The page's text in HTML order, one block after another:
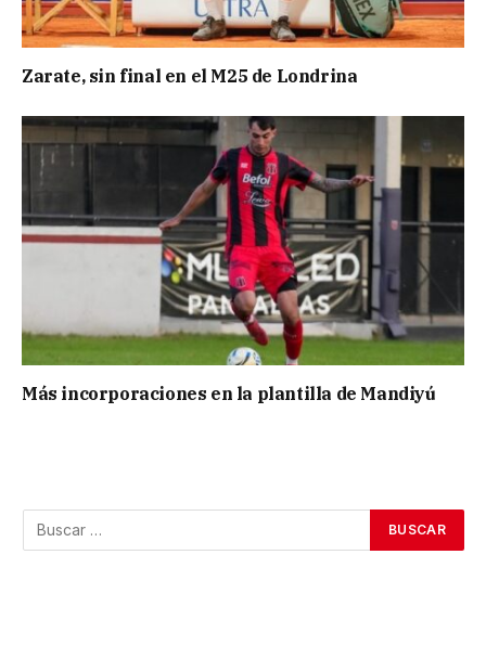
Zarate, sin final en el M25 de Londrina
Más incorporaciones en la plantilla de Mandiyú